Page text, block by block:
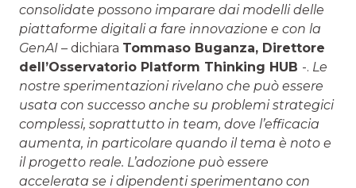
consolidate possono imparare dai modelli delle
piattaforme digitali a fare innovazione e con la
GenAI – dichiara Tommaso Buganza, Direttore
dell’Osservatorio Platform Thinking HUB -. Le
nostre sperimentazioni rivelano che può essere
usata con successo anche su problemi strategici
complessi, soprattutto in team, dove l’efficacia
aumenta, in particolare quando il tema è noto e
il progetto reale. L’adozione può essere
accelerata se i dipendenti sperimentano con